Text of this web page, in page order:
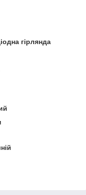
гірлянда